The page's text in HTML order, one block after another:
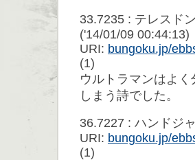
33.7235 : テレス
('14/01/09
URI: bungoku.jp/
(1)
ウルトラマンはよ
しまう詩でした。
36.7227 : ハンド
URI: bungoku.jp/
(1)